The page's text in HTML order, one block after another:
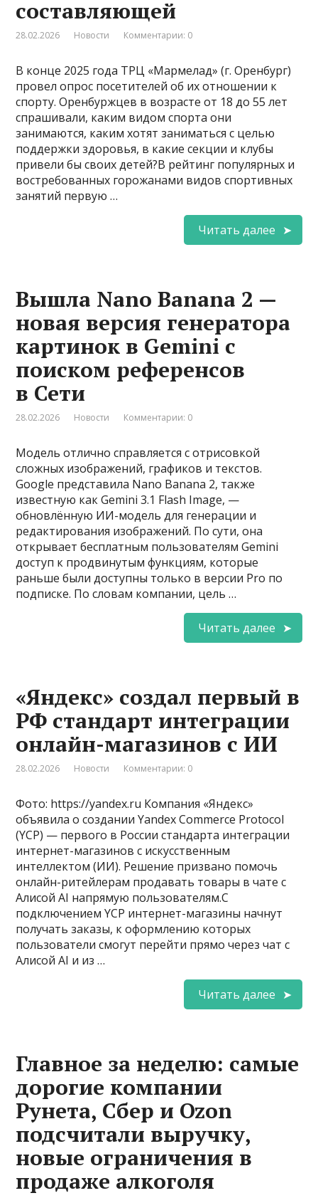
составляющей
28.02.2026 Новости Комментарии: 0
В конце 2025 года ТРЦ «Мармелад» (г. Оренбург)
провел опрос посетителей об их отношении к
спорту. Оренбуржцев в возрасте от 18 до 55 лет
спрашивали, каким видом спорта они
занимаются, каким хотят заниматься с целью
поддержки здоровья, в какие секции и клубы
привели бы своих детей?В рейтинг популярных и
востребованных горожанами видов спортивных
занятий первую …
Читать далее
Вышла Nano Banana 2 —
новая версия генератора
картинок в Gemini с
поиском референсов
в Сети
28.02.2026 Новости Комментарии: 0
Модель отлично справляется с отрисовкой
сложных изображений, графиков и текстов.
Google представила Nano Banana 2, также
известную как Gemini 3.1 Flash Image, —
обновлённую ИИ-модель для генерации и
редактирования изображений. По сути, она
открывает бесплатным пользователям Gemini
доступ к продвинутым функциям, которые
раньше были доступны только в версии Pro по
подписке. По словам компании, цель …
Читать далее
«Яндекс» создал первый в
РФ стандарт интеграции
онлайн-магазинов с ИИ
28.02.2026 Новости Комментарии: 0
Фото: https://yandex.ru Компания «Яндекс»
объявила о создании Yandex Commerce Protocol
(YCP) — первого в России стандарта интеграции
интернет-магазинов с искусственным
интеллектом (ИИ). Решение призвано помочь
онлайн-ритейлерам продавать товары в чате с
Алисой AI напрямую пользователям.С
подключением YCP интернет-магазины начнут
получать заказы, к оформлению которых
пользователи смогут перейти прямо через чат с
Алисой AI и из …
Читать далее
Главное за неделю: самые
дорогие компании
Рунета, Сбер и Ozon
подсчитали выручку,
новые ограничения в
продаже алкоголя